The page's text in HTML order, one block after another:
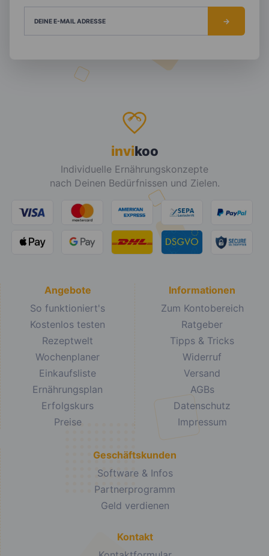
DEINE E-MAIL ADRESSE
invikoo
Individuelle Ernährungskonzepte
nach Deinen Bedürfnissen und Zielen.
Angebote
So funktioniert's
Kostenlos testen
Rezeptwelt
Wochenplaner
Einkaufsliste
Ernährungsplan
Erfolgskurs
Preise
Informationen
Zum Kontobereich
Ratgeber
Tipps & Tricks
Widerruf
Versand
AGBs
Datenschutz
Impressum
Geschäftskunden
Software & Infos
Partnerprogramm
Geld verdienen
Kontakt